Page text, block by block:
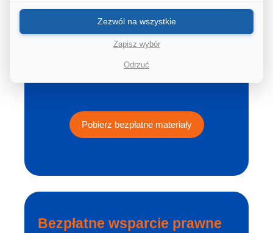
Dostęp do wiedzy:
Raport „Niepłodność a życie zawodowe"
do pobrania za darmo.
Poradniki dla pracowników i
Pobierz bezpłatne materiały
Bezpłatne wsparcie prawne
Odrzuć
Zapisz wybór
Zezwól na wszystkie